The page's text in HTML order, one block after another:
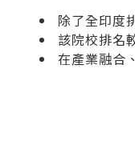
除了全印度
該院校排名
在產業融合